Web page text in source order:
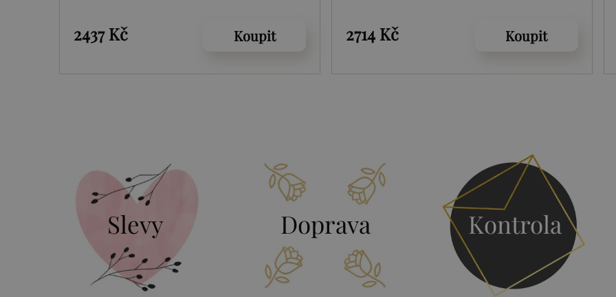
2437 Kč Koupit 2714 Kč Koupit
Slevy Doprava Kontrola